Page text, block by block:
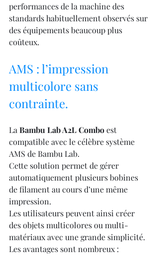
performances de la machine des
standards habituellement observés sur
des équipements beaucoup plus
coûteux.
AMS : l’impression
multicolore sans
contrainte.
La Bambu Lab A2L Combo est
compatible avec le célèbre système
AMS de Bambu Lab.
Cette solution permet de gérer
automatiquement plusieurs bobines
de filament au cours d’une même
impression.
Les utilisateurs peuvent ainsi créer
des objets multicolores ou multi-
matériaux avec une grande simplicité.
Les avantages sont nombreux :